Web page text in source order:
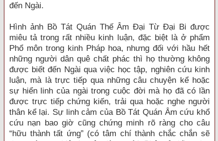
đến Ngài.
Hình ảnh Bồ Tát Quán Thế Âm Đại Từ Đại Bi được
miêu tả trong rất nhiều kinh luận, đặc biệt là ở phẩm
Phổ môn trong kinh Pháp hoa, nhưng đối với hầu hết
những người dân quê chất phác thì họ thường không
được biết đến Ngài qua việc học tập, nghiên cứu kinh
luận, mà là trực tiếp qua những câu chuyện kể hoặc
sự hiển linh của ngài trong cuộc đời mà họ đã có lần
được trực tiếp chứng kiến, trải qua hoặc nghe người
thân kể lại. Sự linh cảm của Bồ Tát Quán Âm cứu khổ
cứu nạn bao giờ cũng chứng minh rõ ràng cho câu
“hữu thành tất ứng” (có tâm chí thành chắc chắn sẽ